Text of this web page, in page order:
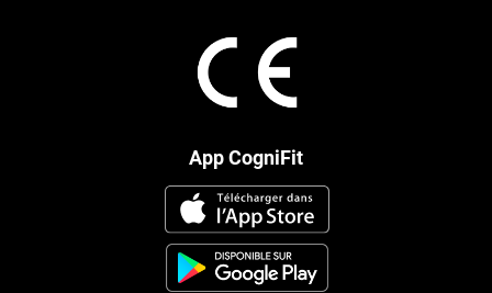
App CogniFit